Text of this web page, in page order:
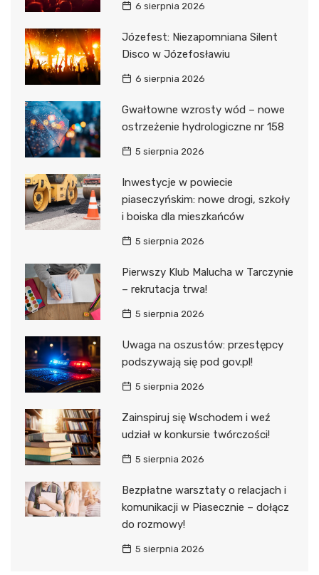
6 sierpnia 2026
Józefest: Niezapomniana Silent
Disco w Józefosławiu
6 sierpnia 2026
Gwałtowne wzrosty wód – nowe
ostrzeżenie hydrologiczne nr 158
5 sierpnia 2026
Inwestycje w powiecie
piaseczyńskim: nowe drogi, szkoły
i boiska dla mieszkańców
5 sierpnia 2026
Pierwszy Klub Malucha w Tarczynie
– rekrutacja trwa!
5 sierpnia 2026
Uwaga na oszustów: przestępcy
podszywają się pod gov.pl!
5 sierpnia 2026
Zainspiruj się Wschodem i weź
udział w konkursie twórczości!
5 sierpnia 2026
Bezpłatne warsztaty o relacjach i
komunikacji w Piasecznie – dołącz
do rozmowy!
5 sierpnia 2026